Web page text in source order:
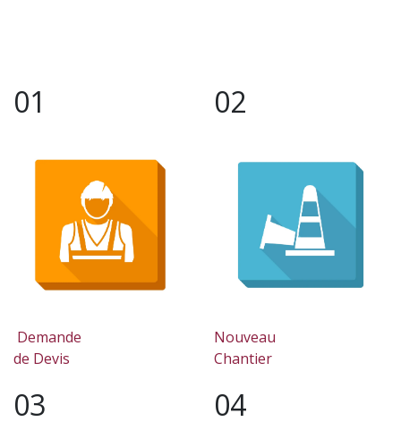
01
Demande
de Devis
02
Nouveau
Chantier
03 04